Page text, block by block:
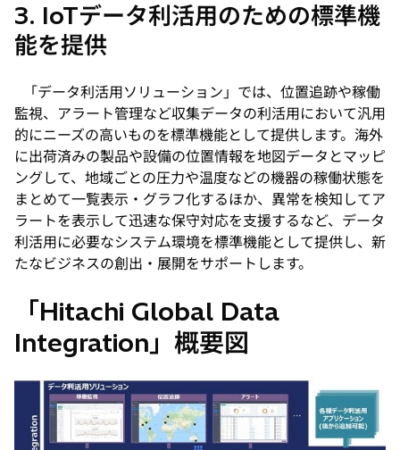
3. IoTデータ利活用のための標準機
能を提供
「データ利活用ソリューション」では、位置追跡や稼働
監視、アラート管理など収集データの利活用において汎用
的にニーズの高いものを標準機能として提供します。海外
に出荷済みの製品や設備の位置情報を地図データとマッピ
ングして、地域ごとの圧力や温度などの機器の稼働状態を
まとめて一覧表示・グラフ化するほか、異常を検知してア
ラートを表示して迅速な保守対応を支援するなど、データ
利活用に必要なシステム環境を標準機能として提供し、新
たなビジネスの創出・展開をサポートします。
「Hitachi Global Data
Integration」概要図